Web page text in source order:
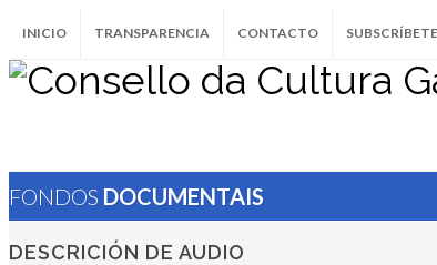
INICIO TRANSPARENCIA CONTACTO
FONDOS DOCUMENTAIS
DESCRICIÓN DE AUDIO